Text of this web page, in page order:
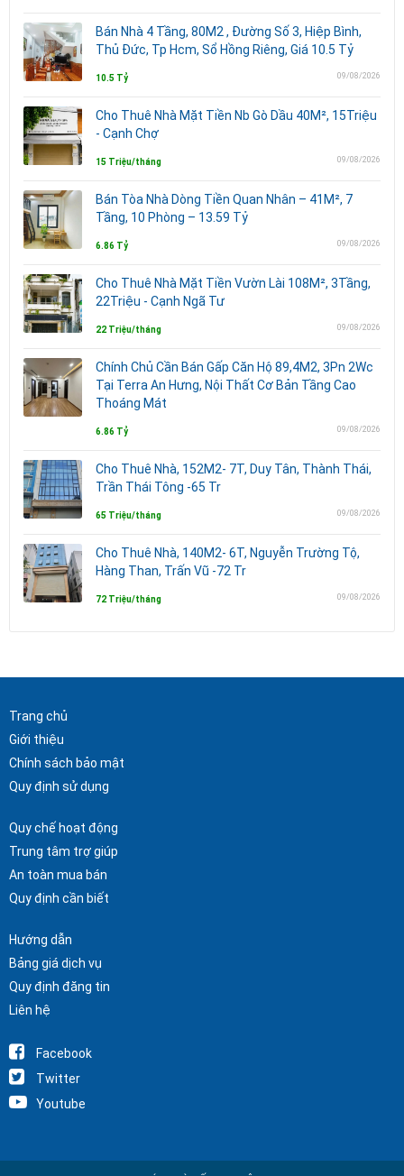
Bán Nhà 4 Tầng, 80M2 , Đường Số 3, Hiệp Bình,
Thủ Đức, Tp Hcm, Sổ Hồng Riêng, Giá 10.5 Tỷ
10.5 Tỷ 09/08/2026
Cho Thuê Nhà Mặt Tiền Nb Gò Dầu 40M², 15Triệu
- Cạnh Chợ
15 Triệu/tháng 09/08/2026
Bán Tòa Nhà Dòng Tiền Quan Nhân – 41M², 7
Tầng, 10 Phòng – 13.59 Tỷ
6.86 Tỷ 09/08/2026
Cho Thuê Nhà Mặt Tiền Vườn Lài 108M², 3Tầng,
22Triệu - Cạnh Ngã Tư
22 Triệu/tháng 09/08/2026
Chính Chủ Cần Bán Gấp Căn Hộ 89,4M2, 3Pn 2Wc
Tại Terra An Hưng, Nội Thất Cơ Bản Tầng Cao
Thoáng Mát
6.86 Tỷ 09/08/2026
Cho Thuê Nhà, 152M2- 7T, Duy Tân, Thành Thái,
Trần Thái Tông -65 Tr
65 Triệu/tháng 09/08/2026
Cho Thuê Nhà, 140M2- 6T, Nguyễn Trường Tộ,
Hàng Than, Trấn Vũ -72 Tr
72 Triệu/tháng 09/08/2026
Trang chủ
Giới thiệu
Chính sách bảo mật
Quy định sử dụng
Quy chế hoạt động
Trung tâm trợ giúp
An toàn mua bán
Quy định cần biết
Hướng dẫn
Bảng giá dịch vụ
Quy định đăng tin
Liên hệ
Facebook
Twitter
Youtube